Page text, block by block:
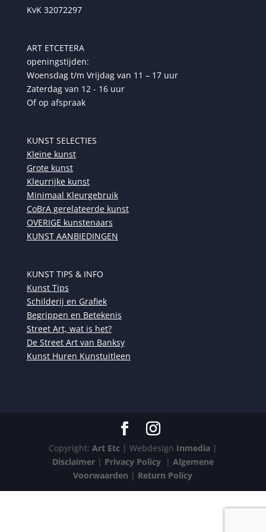
KvK 32072297
ART ETCETERA
openingstijden:
Woensdag t/m Vrijdag van 11 – 17 uur
Zaterdag van 12 - 16 uur
Of op afspraak
KUNST SELECTIES
Kleine kunst
Grote kunst
Kleurrijke kunst
Minimaal Kleurgebruik
CoBrA gerelateerde kunst
OVERIGE kunstenaars
KUNST AANBIEDINGEN
KUNST TIPS & INFO
Kunst Tips
Schilderij en Grafiek
Begrippen en Betekenis
Street Art, wat is het?
De Street Art van Banksy
Kunst Huren Kunstuitleen
Copyright: Art Etc| Webdesign Inmedia|
Disclaimer| Privacy Policy| Algemene
Voorwaarden | Return Policy